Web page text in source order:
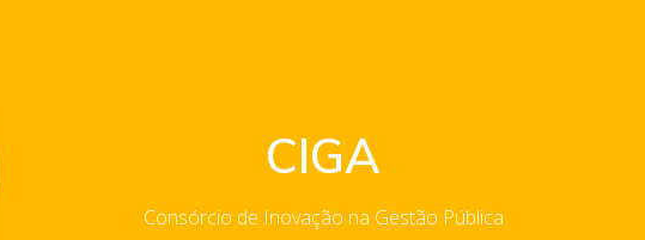
CIGA
Consórcio de Inovação na Gestão Pública